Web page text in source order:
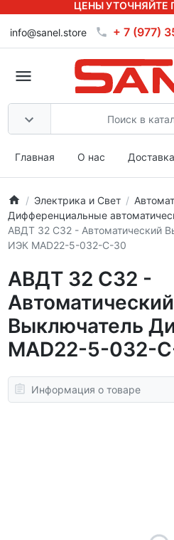
ЦЕНЫ УТОЧНЯЙТЕ
info@sanel.store + 7 (977)
Главная О нас
Электрика и Свет
Дифференциальные
АВДТ 32 C32 - Автоматический
ИЭК MAD22-5-032-C-30
АВДТ 32 C32 -
Автоматический
Выключатель
MAD22-5-032-
Информация о товаре